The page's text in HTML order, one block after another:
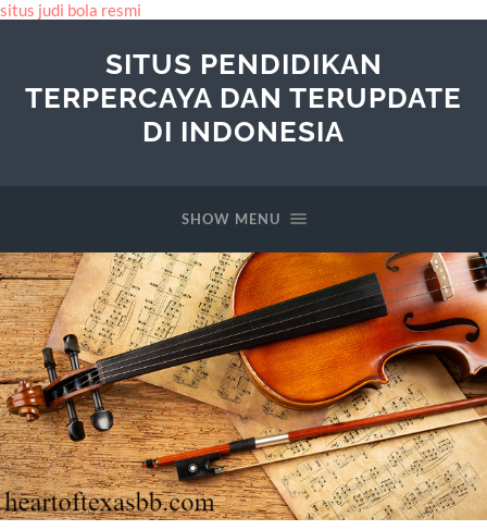
situs judi bola resmi
SITUS PENDIDIKAN
TERPERCAYA DAN TERUPDATE
DI INDONESIA
SHOW MENU